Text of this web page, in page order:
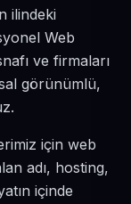
ilindeki
Web
ve firmaları
görünümlü,
için web
adı, hosting,
içinde